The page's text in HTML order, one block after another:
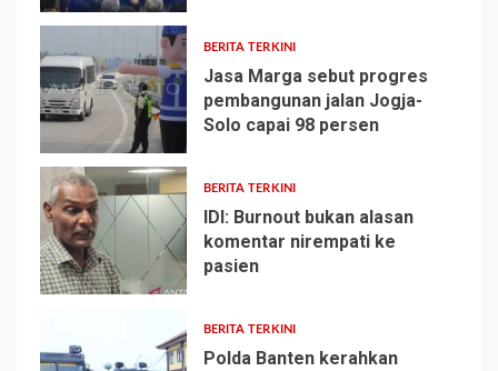
BERITA TERKINI
Jasa Marga sebut progres
pembangunan jalan Jogja-
Solo capai 98 persen
3
BERITA TERKINI
IDI: Burnout bukan alasan
komentar nirempati ke
pasien
BERITA TERKINI
Polda Banten kerahkan